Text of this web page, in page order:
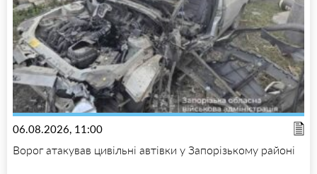
06.08.2026, 11:00
Ворог атакував цивільні автівки у Запорізькому районі